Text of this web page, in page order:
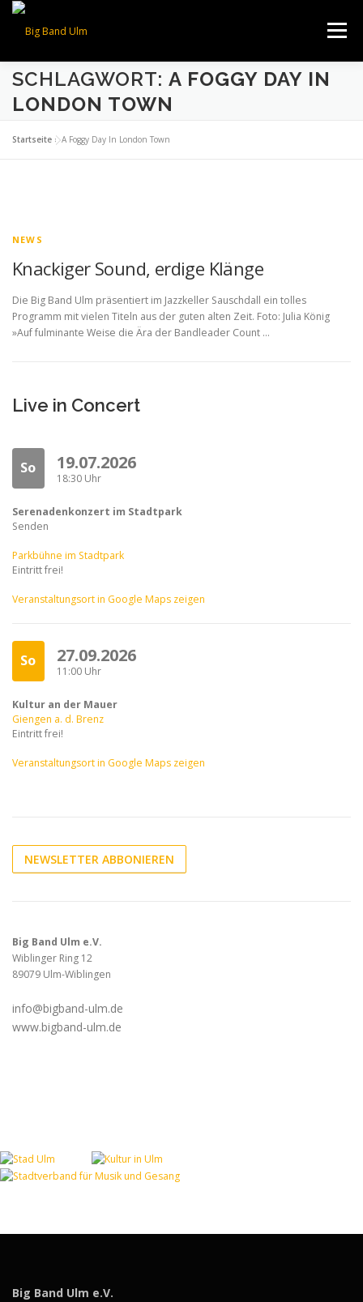
Zum
springen
Menü
SCHLAGWORT: A FOGGY DAY IN
LONDON TOWN
Startseite »A Foggy Day In London Town
NEWS
Knackiger Sound, erdige Klänge
Die Big Band Ulm präsentiert im Jazzkeller Sauschdall ein tolles
Programm mit vielen Titeln aus der guten alten Zeit. Foto: Julia König
»Auf fulminante Weise die Ära der Bandleader Count …
Live in Concert
So 19.07.2026
18:30 Uhr
Serenadenkonzert im Stadtpark
Senden
Parkbühne im Stadtpark
Eintritt frei!
Veranstaltungsort in Google Maps zeigen
So 27.09.2026
11:00 Uhr
Kultur an der Mauer
Giengen a. d. Brenz
Eintritt frei!
Veranstaltungsort in Google Maps zeigen
NEWSLETTER ABBONIEREN
Big Band Ulm e.V.
Wiblinger Ring 12
89079 Ulm-Wiblingen
info@bigband-ulm.de
www.bigband-ulm.de
Big Band Ulm e.V.